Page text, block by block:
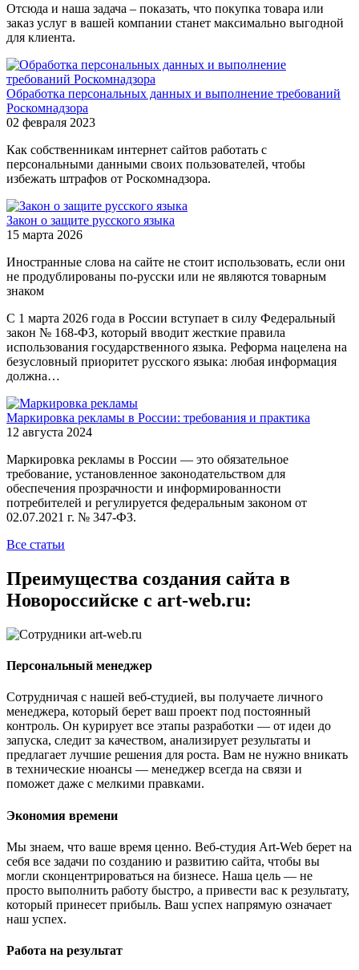
Отсюда и наша задача – показать, что покупка товара или
заказ услуг в вашей компании станет максимально выгодной
для клиента.
Обработка персональных данных и выполнение требований
Роскомнадзора
02 февраля 2023
Как собственникам интернет сайтов работать с
персональными данными своих пользователей, чтобы
избежать штрафов от Роскомнадзора.
Закон о защите русского языка
15 марта 2026
Иностранные слова на сайте не стоит использовать, если они
не продублированы по-русски или не являются товарным
знаком
С 1 марта 2026 года в России вступает в силу Федеральный
закон № 168-ФЗ, который вводит жесткие правила
использования государственного языка. Реформа нацелена на
безусловный приоритет русского языка: любая информация
должна…
Маркировка рекламы в России: требования и практика
12 августа 2024
Маркировка рекламы в России — это обязательное
требование, установленное законодательством для
обеспечения прозрачности и информированности
потребителей и регулируется федеральным законом от
02.07.2021 г. № 347-ФЗ.
Все статьи
Преимущества создания сайта в
Новороссийске с art-web.ru:
Персональный менеджер
Сотрудничая с нашей веб-студией, вы получаете личного
менеджера, который берет ваш проект под постоянный
контроль. Он курирует все этапы разработки — от идеи до
запуска, следит за качеством, анализирует результаты и
предлагает лучшие решения для роста. Вам не нужно вникать
в технические нюансы — менеджер всегда на связи и
поможет даже с мелкими правками.
Экономия времени
Мы знаем, что ваше время ценно. Веб-студия Art-Web берет на
себя все задачи по созданию и развитию сайта, чтобы вы
могли сконцентрироваться на бизнесе. Наша цель — не
просто выполнить работу быстро, а привести вас к результату,
который принесет прибыль. Ваш успех напрямую означает
наш успех.
Работа на результат